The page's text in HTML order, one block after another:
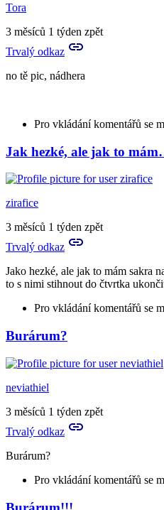
Tora
3 měsíců 1 týden zpět
Trvalý odkaz
no tě pic, nádhera
Pro vkládání komentářů se
Jak hezké, ale jak to
zirafice
3 měsíců 1 týden zpět
Trvalý odkaz
Jako hezké, ale jak to mám sakra
to s nimi stihnout do čtvrtka
Pro vkládání komentářů se
Burárum?
neviathiel
3 měsíců 1 týden zpět
Trvalý odkaz
Burárum?
Pro vkládání komentářů se